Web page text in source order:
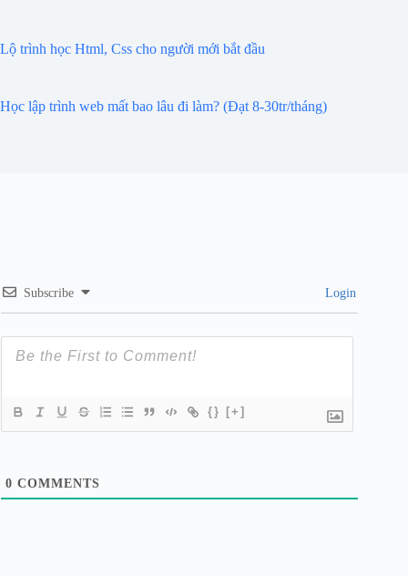
Lộ trình học Html, Css cho người mới bắt đầu
Học lập trình web mất bao lâu đi làm? (Đạt 8-30tr/tháng)
Subscribe Login
{} [+]
0 COMMENTS